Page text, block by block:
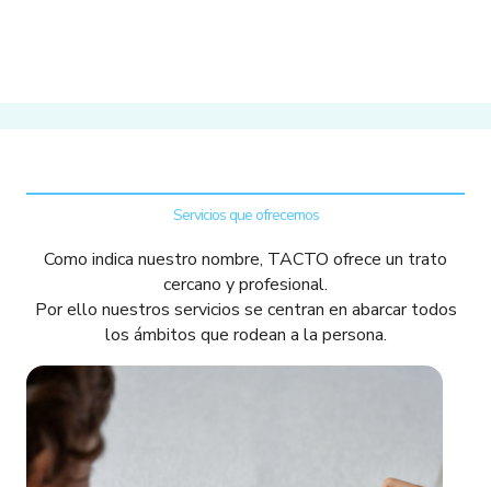
Servicios que ofrecemos
Como indica nuestro nombre, TACTO ofrece un trato
cercano y profesional.
Por ello nuestros servicios se centran en abarcar todos
los ámbitos que rodean a la persona.